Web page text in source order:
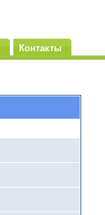
Контакты